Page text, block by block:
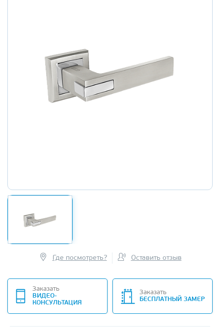
Где посмотреть? Оставить отзыв
Заказать
ВИДЕО-
КОНСУЛЬТАЦИЯ
Заказать
БЕСПЛАТНЫЙ ЗАМЕР